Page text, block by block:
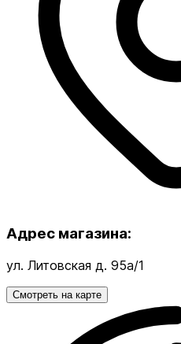
Адрес магазина:
ул. Литовская д. 95а/1
Смотреть на карте